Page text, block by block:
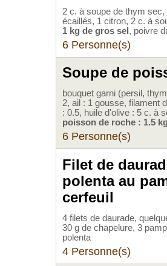
2 c. à soupe de thym
écaillés, 1 citron, 2 c. à
1 kg de gros sel, poivre
6 Personne(s)
Soupe de
bouquet garni (persil,
2, ail : 1 gousse, filament
: 0.5, huile d'olive : 5 c. à
poisson de roche : 1.5
6 Personne(s)
Filet de
polenta au
cerfeuil
4 filets de daurade,
30 g de chapelure, 3
polenta
4 Personne(s)